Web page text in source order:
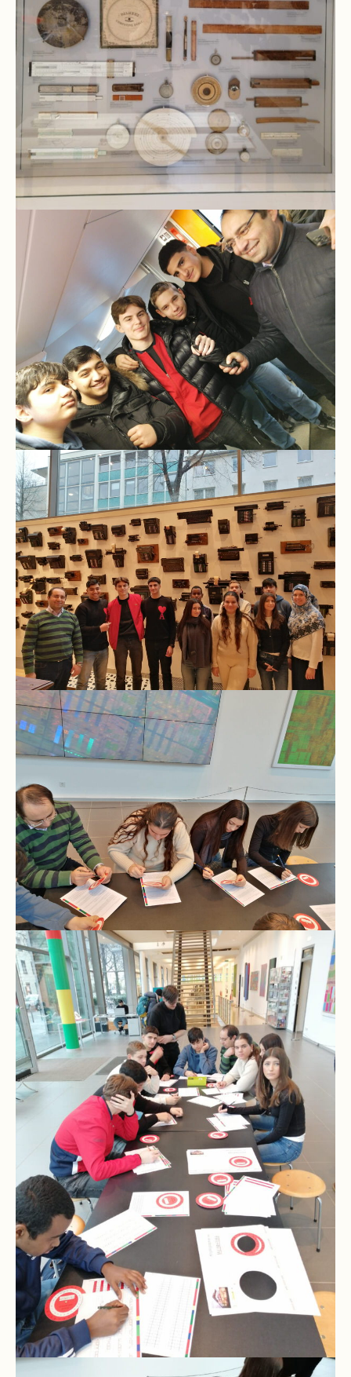
Konzepte
Lehrer-
Raum-
Prinzip
Berufswahlvorbereitung
Streitschlichtung
Kompetenzteam
Seiteneinsteiger
Methodentraining
Bewegte
Pause
Schulsanitätsdienst
Unterricht
Vertretungsplan
Stundenraster
Realschulbildungsgang
5
und
6
Stufe
7
und
8
Stufe
9
und
10
Hauptschulbildungsgang
Wahlpflichtunterricht
Kl.
7
Was
war?
Organisatorisches
Terminplan